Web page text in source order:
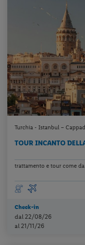
Turchia - Istanbul –
TOUR INCANTO
trattamento e tour come
Check-in
dal 22/08/26
al 21/11/26